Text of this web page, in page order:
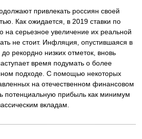
привлекать россиян своей
Как ожидается, в 2019 ставки по
на серьезное увеличение их реальной
не стоит. Инфляция, опустившаяся в
рекордно низких отметок, вновь
время подумать о более
подходе. С помощью некоторых
на отечественном финансовом
потенциальную прибыль как минимум
вкладам.